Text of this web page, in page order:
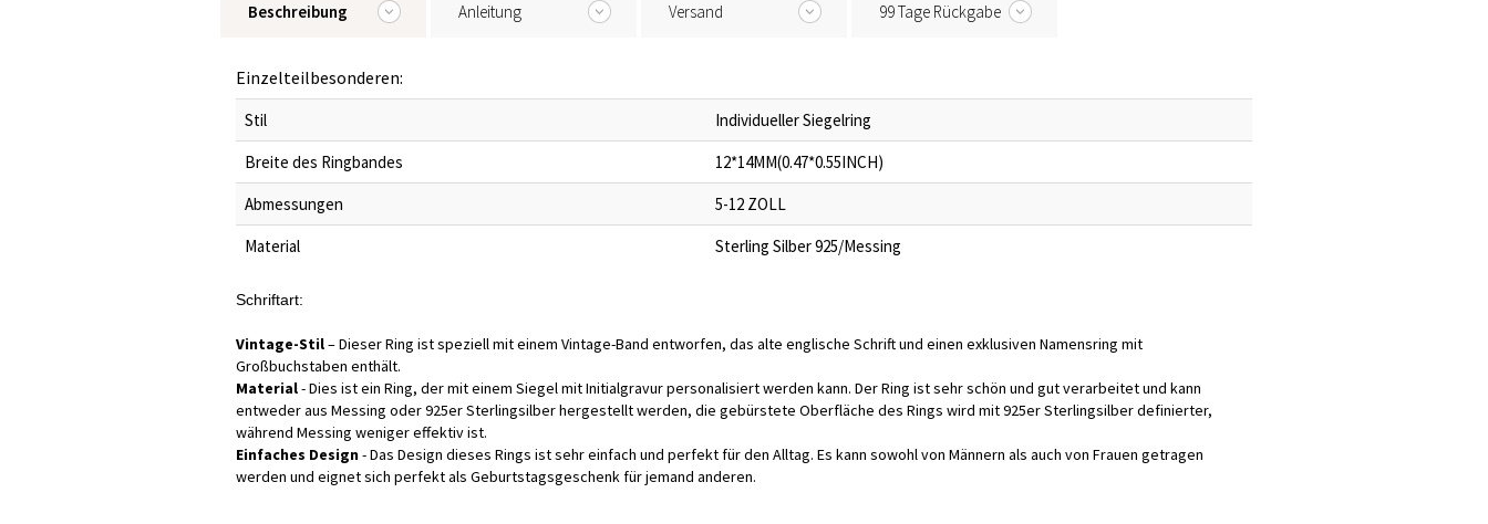
Beschreibung Anleitung Versand 99 Tage Rückgabe
Einzelteilbesonderen:
Stil
Individueller Siegelring
Breite des Ringbandes
12*14MM(0.47*0.55INCH)
Abmessungen
5-12 ZOLL
Material
Sterling Silber 925/Messing
Schriftart:
Vintage-Stil– Dieser Ring ist speziell mit einem Vintage-Band entworfen, das alte englische Schrift und einen exklusiven Namensring mit
Großbuchstaben enthält.
Material- Dies ist ein Ring, der mit einem Siegel mit Initialgravur personalisiert werden kann. Der Ring ist sehr schön und gut verarbeitet und kann
entweder aus Messing oder 925er Sterlingsilber hergestellt werden, die gebürstete Oberfläche des Rings wird mit 925er Sterlingsilber definierter,
während Messing weniger effektiv ist.
Einfaches Design- Das Design dieses Rings ist sehr einfach und perfekt für den Alltag. Es kann sowohl von Männern als auch von Frauen getragen
werden und eignet sich perfekt als Geburtstagsgeschenk für jemand anderen.